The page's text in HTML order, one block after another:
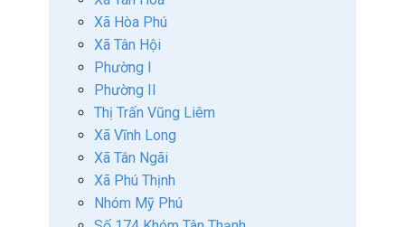
Xã Hòa Phú
Xã Tân Hội
Phường I
Phường II
Thị Trấn Vũng Liêm
Xã Vĩnh Long
Xã Tân Ngãi
Xã Phú Thịnh
Nhóm Mỹ Phú